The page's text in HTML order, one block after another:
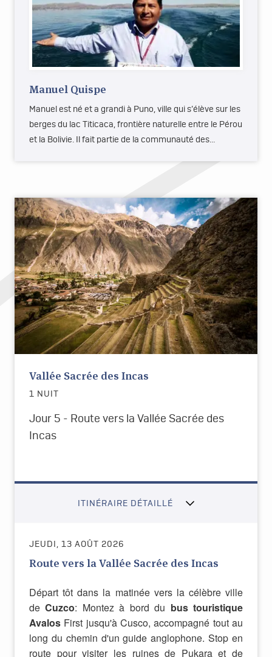
Manuel Quispe
Manuel est né et a grandi à Puno, ville qui s’élève sur les
berges du lac Titicaca, frontière naturelle entre le Pérou
et la Bolivie. Il fait partie de la communauté des…
Vallée Sacrée des Incas
1 NUIT
Jour 5 - Route vers la Vallée Sacrée des
Incas
ITINÉRAIRE DÉTAILLÉ
JEUDI, 13 AOÛT 2026
Route vers la Vallée Sacrée des Incas
Départ tôt dans la matinée vers la célèbre ville
de Cuzco: Montez à bord du bus touristique
Avalos First jusqu'à Cusco, accompagné tout au
long du chemin d'un guide anglophone. Stop en
route pour visiter les ruines de Pukara et de